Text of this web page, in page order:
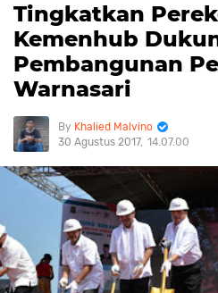
Tingkatkan
Kemenhub
Pembangunan
Warnasari
Khalied Malvino
30 Agustus 2017 14.07.00